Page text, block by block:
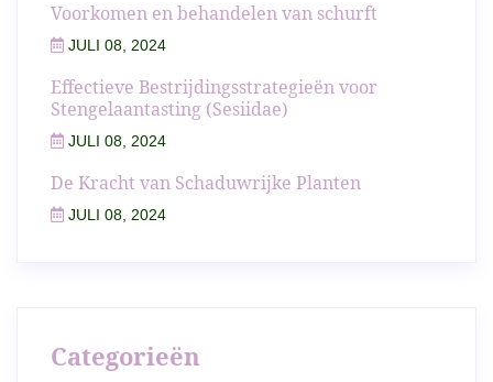
Voorkomen en behandelen van schurft
JULI 08, 2024
Effectieve Bestrijdingsstrategieën voor
Stengelaantasting (Sesiidae)
JULI 08, 2024
De Kracht van Schaduwrijke Planten
JULI 08, 2024
Categorieën